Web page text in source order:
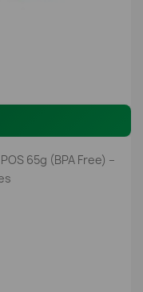
65g (BPA Free) –